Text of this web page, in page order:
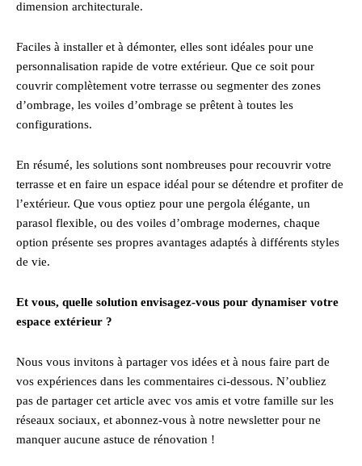
dimension architecturale.
Faciles à installer et à démonter, elles sont idéales pour une
personnalisation rapide de votre extérieur. Que ce soit pour
couvrir complètement votre terrasse ou segmenter des zones
d’ombrage, les voiles d’ombrage se prêtent à toutes les
configurations.
En résumé, les solutions sont nombreuses pour recouvrir votre
terrasse et en faire un espace idéal pour se détendre et profiter de
l’extérieur. Que vous optiez pour une pergola élégante, un
parasol flexible, ou des voiles d’ombrage modernes, chaque
option présente ses propres avantages adaptés à différents styles
de vie.
Et vous, quelle solution envisagez-vous pour dynamiser votre
espace extérieur ?
Nous vous invitons à partager vos idées et à nous faire part de
vos expériences dans les commentaires ci-dessous. N’oubliez
pas de partager cet article avec vos amis et votre famille sur les
réseaux sociaux, et abonnez-vous à notre newsletter pour ne
manquer aucune astuce de rénovation !